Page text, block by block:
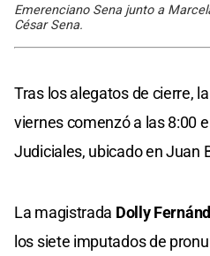
Emerenciano Sena junto a
César Sena.
Tras los alegatos de cierre,
viernes comenzó a las 8:00
Judiciales, ubicado en Juan
La magistrada Dolly
los siete imputados de